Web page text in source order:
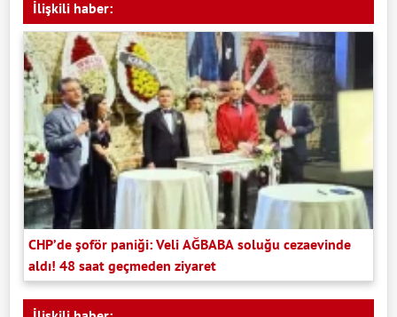
İlişkili haber:
CHP’de şoför paniği: Veli AĞBABA soluğu cezaevinde
aldı! 48 saat geçmeden ziyaret